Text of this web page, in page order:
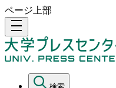
ページ上部
density_medium